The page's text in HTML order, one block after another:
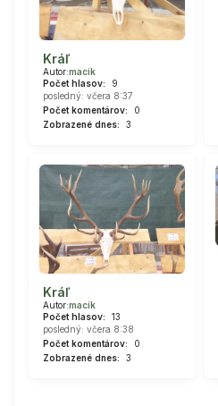
Kráľ
Autor:macik
Počet hlasov:
9
posledný: včera 8:37
Počet komentárov:
0
Zobrazené dnes:
3
Kráľ
Autor:macik
Počet hlasov:
13
posledný: včera 8:38
Počet komentárov:
0
Zobrazené dnes:
3